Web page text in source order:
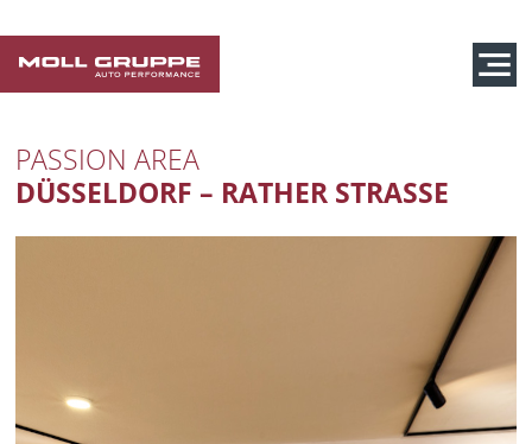
PASSION AREA
DÜSSELDORF – RATHER STRASSE